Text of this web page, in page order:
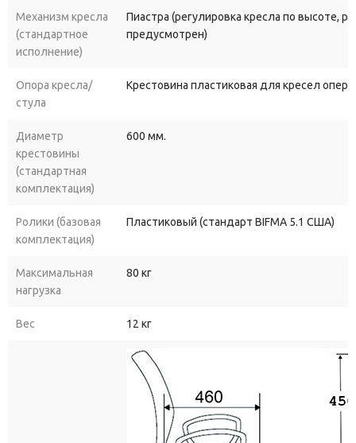
Механизм кресла
(стандартное
исполнение)
Пиастра (регулировка кресла по высоте,
предусмотрен)
Опора кресла/
стула
Крестовина пластиковая для кресел
Диаметр
крестовины
(стандартная
комплектация)
600 мм.
Ролики (базовая
комплектация)
Пластиковый (стандарт BIFMA 5.1 США)
Максимальная
нагрузка
80 кг
Вес 12 кг